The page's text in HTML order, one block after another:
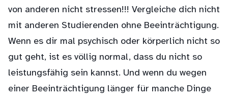
von anderen nicht stressen!!! Vergleiche dich nicht
mit anderen Studierenden ohne Beeinträchtigung.
Wenn es dir mal psychisch oder körperlich nicht so
gut geht, ist es völlig normal, dass du nicht so
leistungsfähig sein kannst. Und wenn du wegen
einer Beeinträchtigung länger für manche Dinge